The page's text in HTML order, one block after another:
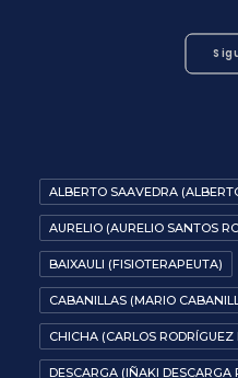
ALBERTO SAAVEDRA
AURELIO (AURELIO SANTOS
BAIXAULI (FISIOTERAPEUTA)
CABANILLAS (MARIO
CHICHA (CARLOS RODRÍGUEZ
DESCARGA (IÑAKI DESCARGA